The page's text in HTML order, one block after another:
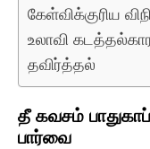
கேள்விக்குரிய
உலாவி
தவிர்த்தல்
தீ கவசம்
பார்வை